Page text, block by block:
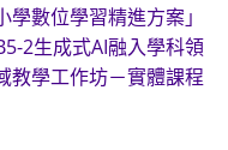
數位學習精進方案」
2生成式AI融入學科領
教學工作坊－實體課程